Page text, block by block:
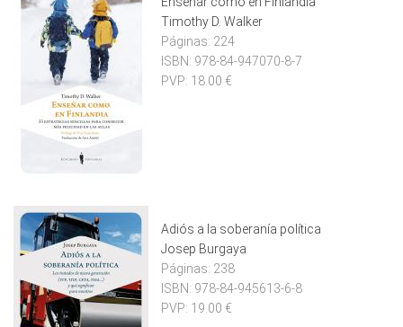
Timothy D. Walker
Páginas: 224
ISBN: 978-84-947070-8-7
PVP: 18.00 €
Adiós a la soberanía política
Josep Burgaya
Páginas: 238
ISBN: 978-84-945613-6-8
PVP: 19.00 €